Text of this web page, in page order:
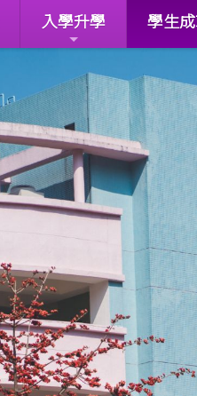
入學升學 學生